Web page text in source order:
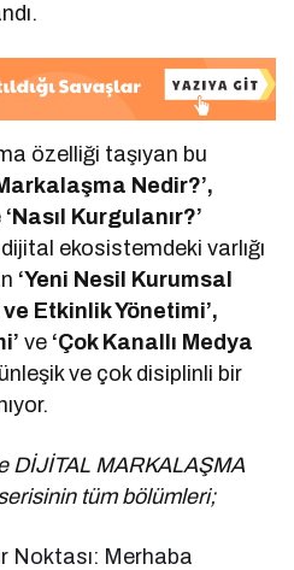
özelliği taşıyan bu
Nedir?’,
‘Nasıl Kurgulanır?’
ekosistemdeki varlığı
‘Yeni Nesil Kurumsal
Etkinlik Yönetimi’,
ve ‘Çok Kanallı Medya
ve çok disiplinli bir
DİJİTAL MARKALAŞMA
tüm bölümleri;
Noktası: Merhaba